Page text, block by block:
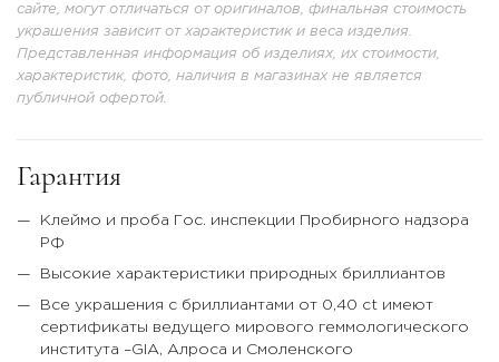
сайте, могут отличаться от оригиналов, финальная стоимость
украшения зависит от характеристик и веса изделия.
Представленная информация об изделиях, их стоимости,
характеристик, фото, наличия в магазинах не является
публичной офертой.
Гарантия
Клеймо и проба Гос. инспекции Пробирного надзора
РФ
Высокие характеристики природных бриллиантов
Все украшения с бриллиантами от 0,40 ct имеют
сертификаты ведущего мирового геммологического
института –GIA, Алроса и Смоленского